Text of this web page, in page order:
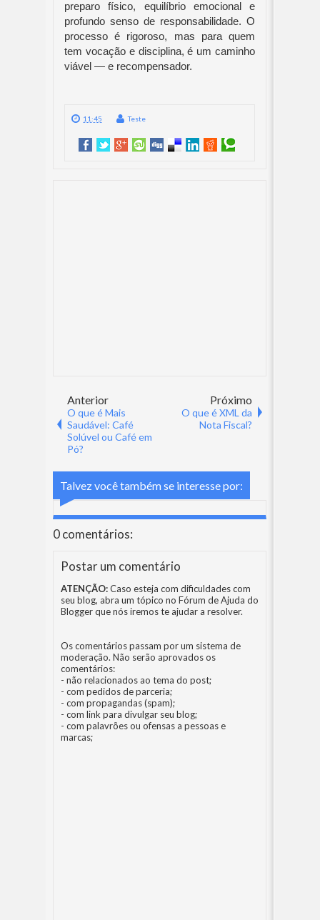
preparo físico, equilíbrio emocional e
profundo senso de responsabilidade. O
processo é rigoroso, mas para quem
tem vocação e disciplina, é um caminho
viável — e recompensador.
11:45 Teste
Anterior
O que é Mais
Saudável: Café
Solúvel ou Café em
Pó?
Próximo
O que é XML da
Nota Fiscal?
Talvez você também se interesse por:
0 comentários:
Postar um comentário
ATENÇÃO:Caso esteja com dificuldades com
seu blog, abra um tópico no Fórum de Ajuda do
Bloggerque nós iremos te ajudar a resolver.
Os comentários passam por um sistema de
moderação. Não serão aprovados os
comentários:
- não relacionados ao tema do post;
- com pedidos de parceria;
- com propagandas (spam);
- com link para divulgar seu blog;
- com palavrões ou ofensas a pessoas e
marcas;